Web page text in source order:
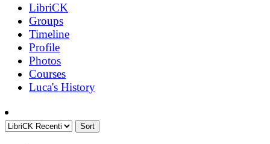
LibriCK
Groups
Timeline
Profile
Photos
Courses
Luca's History
Sort